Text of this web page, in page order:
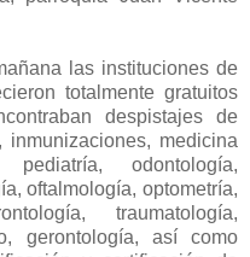
las instituciones de
totalmente gratuitos
despistajes de
medicina
odontología,
oftalmología, optometría,
traumatología,
gerontología, así como